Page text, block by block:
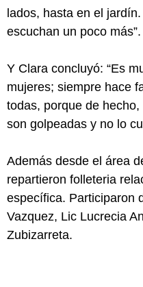
lados, hasta en el
escuchan un poco más”.
Y Clara concluyó: “Es
mujeres; siempre hace
todas, porque de
son golpeadas y no lo
Además desde el área
repartieron folleteria
específica. Participaron
Vazquez, Lic Lucrecia
Zubizarreta.